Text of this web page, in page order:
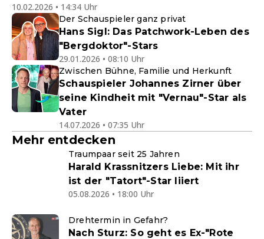
10.02.2026 • 14:34 Uhr
Der Schauspieler ganz privat
Hans Sigl: Das Patchwork-Leben des
"Bergdoktor"-Stars
29.01.2026 • 08:10 Uhr
Zwischen Bühne, Familie und Herkunft
Schauspieler Johannes Zirner über
seine Kindheit mit "Vernau"-Star als
Vater
14.07.2026 • 07:35 Uhr
Mehr entdecken
Traumpaar seit 25 Jahren
Harald Krassnitzers Liebe: Mit ihr
ist der "Tatort"-Star liiert
05.08.2026 • 18:00 Uhr
Drehtermin in Gefahr?
Nach Sturz: So geht es Ex-"Rote